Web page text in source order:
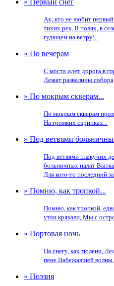
» Первый снег
Ах, кто не любит
тихих рек, В полях, в
гудящем на ветру!...
» По вечерам
С моста идет дорога в
Лежат развалины
» По мокрым скверам...
По мокрым скверам
На громких скрипках...
» Под ветвями
Под ветвями плакучих
больничных палат
Для кого-то последний
» Помню, как тропкой...
Помню, как тропкой,
утки крякали, Мы с
» Портовая ночь
На снегу, как тюлени,
пене Набежавшей
» Поэзия